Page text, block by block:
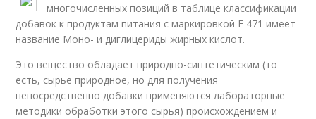
многочисленных позиций в таблице классификации
добавок к продуктам питания с маркировкой Е 471 имеет
название Моно- и диглицериды жирных кислот.
Это вещество обладает природно-синтетическим (то
есть, сырье природное, но для получения
непосредственно добавки применяются лабораторные
методики обработки этого сырья) происхождением и